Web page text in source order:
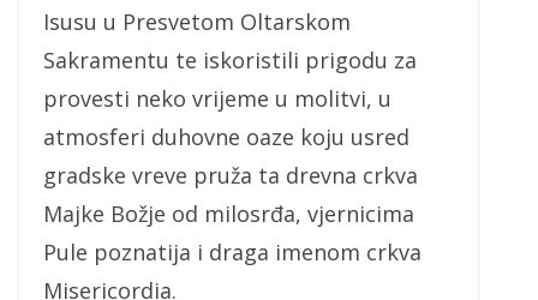
Isusu u Presvetom Oltarskom
Sakramentu te iskoristili prigodu za
provesti neko vrijeme u molitvi, u
atmosferi duhovne oaze koju usred
gradske vreve pruža ta drevna crkva
Majke Božje od milosrđa, vjernicima
Pule poznatija i draga imenom crkva
Misericordia.